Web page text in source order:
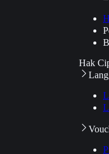
Hak